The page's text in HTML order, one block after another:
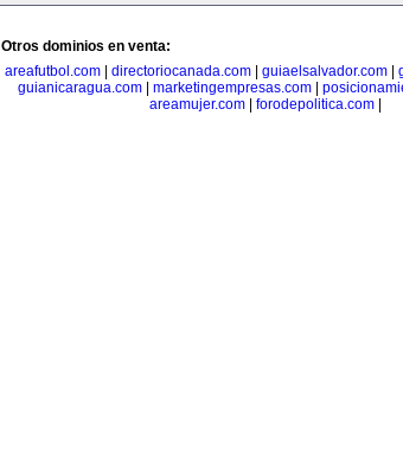
Otros dominios en venta:
areafutbol.com
directoriocanada.com guiaelsalvador.com
guianicaragua.com
marketingempresas.com
areamujer.com
forodepolitica.com